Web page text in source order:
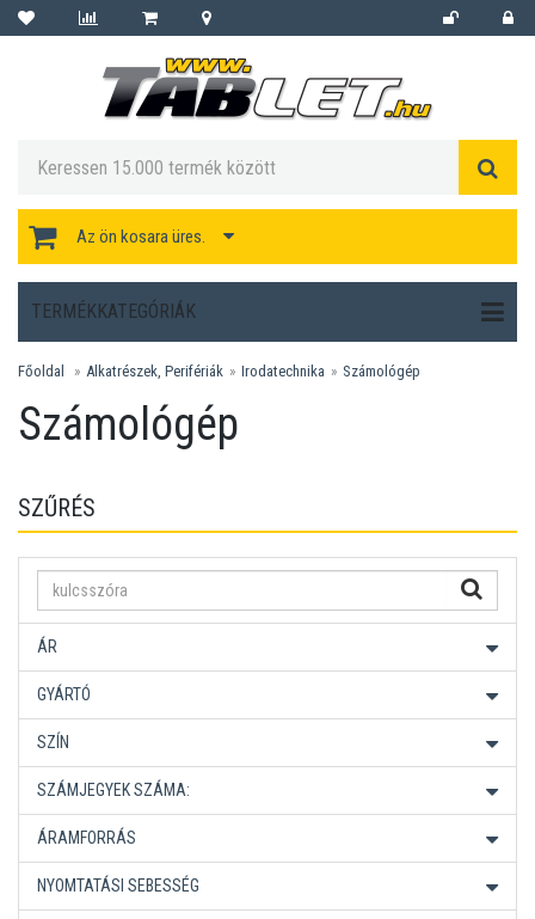
Az ön kosara üres.
TERMÉKKATEGÓRIÁK
Főoldal Alkatrészek, Perifériák Irodatechnika Számológép
Számológép
SZŰRÉS
ÁR
GYÁRTÓ
SZÍN
SZÁMJEGYEK SZÁMA:
ÁRAMFORRÁS
NYOMTATÁSI SEBESSÉG